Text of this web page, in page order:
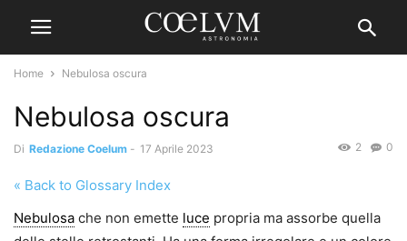
Home Nebulosa oscura
Nebulosa oscura
Di Redazione Coelum - 17 Aprile 2023 0
2
« Back to Glossary Index
Nebulosa che non emette luce propria ma assorbe quella